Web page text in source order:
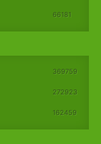
66181
369759
272923
162459